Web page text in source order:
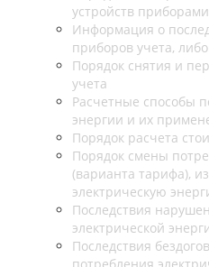
устройств
Информация о
приборов учета,
Порядок снятия и
учета
Расчетные способы
энергии и их
Порядок расчета
Порядок смены
(варианта тарифа),
электрическую
Последствия
электрической
Последствия